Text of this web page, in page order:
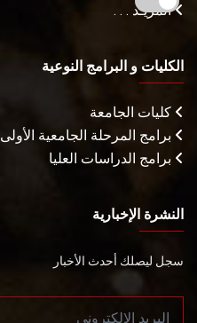
المزيـد . . .
الكليات و البرامج النوعية
كليات الجامعة
برامج المرحلة الجامعية الأولى
برامج الدراسات العليا
النشرة الإخبارية
سجل ليصلك أحدث الأخبار